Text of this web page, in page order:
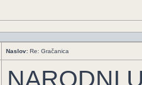
Naslov: Re: Gračanica
NARODNI